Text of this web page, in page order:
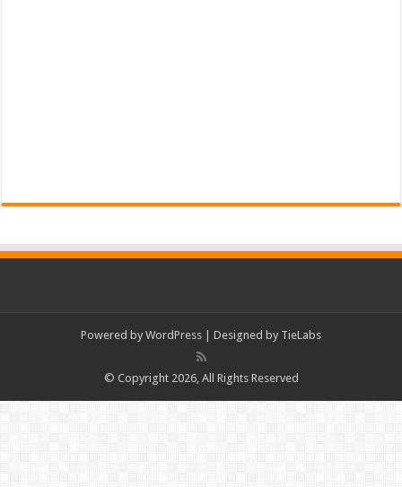
Powered by WordPress | Designed by TieLabs
© Copyright 2026, All Rights Reserved